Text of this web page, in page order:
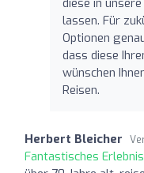
lassen. Für
Optionen
dass diese
wünschen
Reisen.
Herbert Bleicher
Fantastisches